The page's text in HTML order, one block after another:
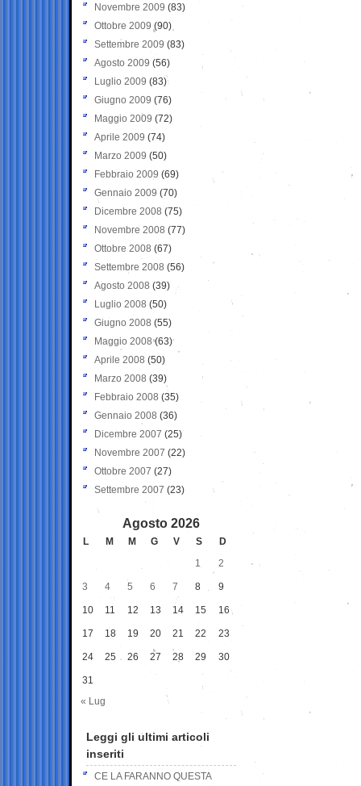
Novembre 2009 (83)
Ottobre 2009 (90)
Settembre 2009 (83)
Agosto 2009 (56)
Luglio 2009 (83)
Giugno 2009 (76)
Maggio 2009 (72)
Aprile 2009 (74)
Marzo 2009 (50)
Febbraio 2009 (69)
Gennaio 2009 (70)
Dicembre 2008 (75)
Novembre 2008 (77)
Ottobre 2008 (67)
Settembre 2008 (56)
Agosto 2008 (39)
Luglio 2008 (50)
Giugno 2008 (55)
Maggio 2008(63)
Aprile 2008 (50)
Marzo 2008 (39)
Febbraio 2008 (35)
Gennaio 2008 (36)
Dicembre 2007 (25)
Novembre 2007 (22)
Ottobre 2007 (27)
Settembre 2007 (23)
Agosto 2026
L M M G V S
D
1
2
3 4 5 6 7 8 9
10 11 12 13 14 15 16
17 18 19 20 21 22 23
24 25 26 27 28 29 30
31
« Lug
Leggi gli ultimi articoli
inseriti
CE LA FARANNO QUESTA